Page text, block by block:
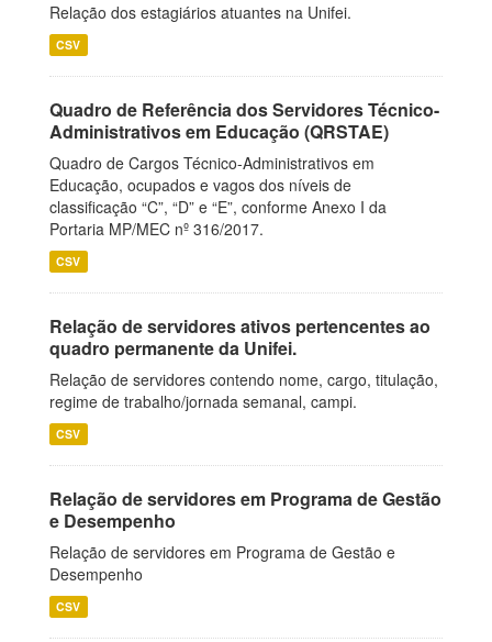
Relação dos estagiários atuantes na Unifei.
CSV
Quadro de Referência dos Servidores Técnico-
Administrativos em Educação (QRSTAE)
Quadro de Cargos Técnico-Administrativos em
Educação, ocupados e vagos dos níveis de
classificação “C”, “D” e “E”, conforme Anexo I da
Portaria MP/MEC nº 316/2017.
CSV
Relação de servidores ativos pertencentes ao
quadro permanente da Unifei.
Relação de servidores contendo nome, cargo, titulação,
regime de trabalho/jornada semanal, campi.
CSV
Relação de servidores em Programa de Gestão
e Desempenho
Relação de servidores em Programa de Gestão e
Desempenho
CSV